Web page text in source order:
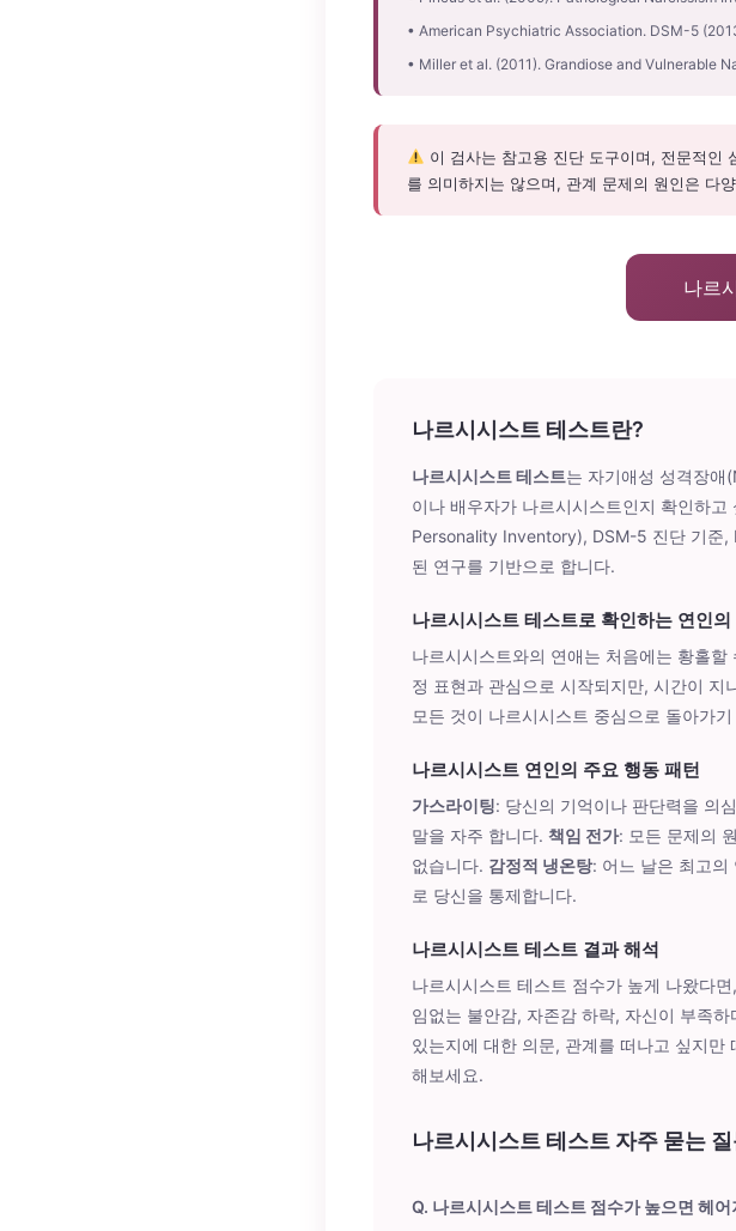
• American Psychiatric Association. DSM-5
• Miller et al. (2011). Grandiose and Vulnerable
이 검사는 참고용 진단 도구이며, 전문적인
를 의미하지는 않으며, 관계 문제의 원인은 다
나르
나르시시스트 테스트란?
나르시시스트 테스트는 자기애성 성격장애
이나 배우자가 나르시시스트인지 확인하
Personality Inventory), DSM-5 진단 기준
된 연구를 기반으로 합니다.
나르시시스트 테스트로 확인하는 연인의
나르시시스트와의 연애는 처음에는 황홀할
정 표현과 관심으로 시작되지만, 시간이
모든 것이 나르시시스트 중심으로 돌아가
나르시시스트 연인의 주요 행동 패턴
가스라이팅: 당신의 기억이나 판단력을 의
말을 자주 합니다. 책임 전가: 모든 문제의
없습니다. 감정적 냉온탕: 어느 날은 최고의
로 당신을 통제합니다.
나르시시스트 테스트 결과 해석
나르시시스트 테스트 점수가 높게 나왔다
임없는 불안감, 자존감 하락, 자신이 부족
있는지에 대한 의문, 관계를 떠나고 싶지만
해보세요.
나르시시스트 테스트 자주 묻는
Q. 나르시시스트 테스트 점수가 높으면 헤